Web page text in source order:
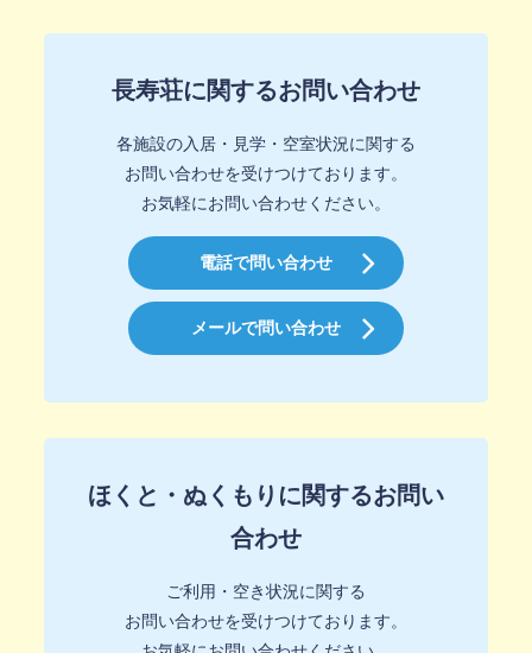
長寿荘に関するお問い合わせ
各施設の入居・見学・空室状況に関する
お問い合わせを受けつけております。
お気軽にお問い合わせください。
電話で問い合わせ
メールで問い合わせ
ほくと・ぬくもりに関するお問い
合わせ
ご利用・空き状況に関する
お問い合わせを受けつけております。